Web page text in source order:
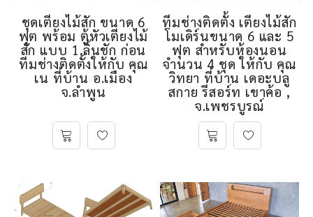
ชุดเตียงไม้สัก ขนาด 6
ฟุต พร้อม ตู้หัวเตียงไม้
สัก แบบ 1 ลิ้นชัก ก่อน
ทีมช่างติดตั้งให้กับ คุณ
เน ที่บ้าน อ.เมือง
จ.ลำพูน
ทีมช่างติดตั้ง เตียงไม้สัก
โมเดิร์นขนาด 6 และ 5
ฟุต สำหรับห้องนอน
จำนวน 4 ชุด ให้กับ คุณ
วิทยา ที่บ้าน เดอะบลู
สกาย รีสอร์ท เขาค้อ ,
จ.เพชรบูรณ์